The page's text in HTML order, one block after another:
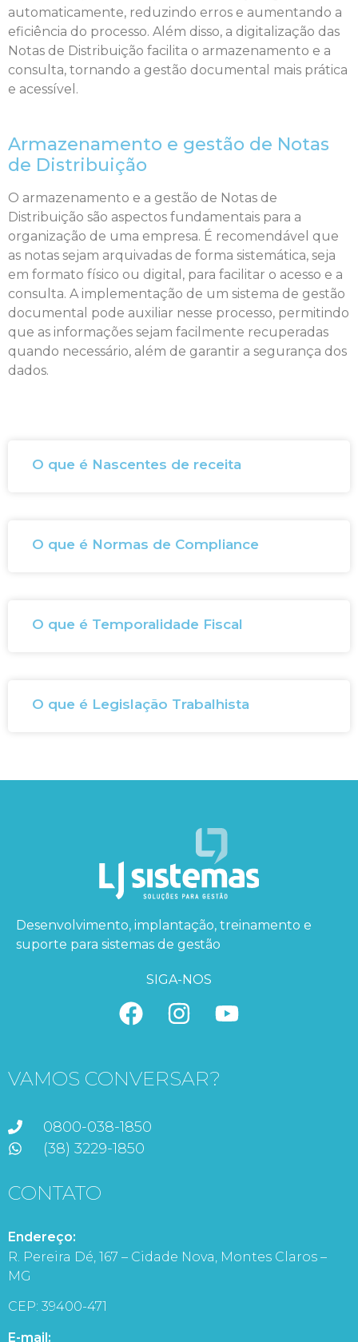
automaticamente, reduzindo erros e aumentando a
eficiência do processo. Além disso, a digitalização das
Notas de Distribuição facilita o armazenamento e a
consulta, tornando a gestão documental mais prática
e acessível.
Armazenamento e gestão de Notas
de Distribuição
O armazenamento e a gestão de Notas de
Distribuição são aspectos fundamentais para a
organização de uma empresa. É recomendável que
as notas sejam arquivadas de forma sistemática, seja
em formato físico ou digital, para facilitar o acesso e a
consulta. A implementação de um sistema de gestão
documental pode auxiliar nesse processo, permitindo
que as informações sejam facilmente recuperadas
quando necessário, além de garantir a segurança dos
dados.
O que é Nascentes de receita
O que é Normas de Compliance
O que é Temporalidade Fiscal
O que é Legislação Trabalhista
Desenvolvimento, implantação, treinamento e
suporte para sistemas de gestão
SIGA-NOS
VAMOS CONVERSAR?
0800-038-1850
(38) 3229-1850
CONTATO
Endereço:
R. Pereira Dé, 167 – Cidade Nova, Montes Claros –
MG
CEP: 39400-471
E-mail: